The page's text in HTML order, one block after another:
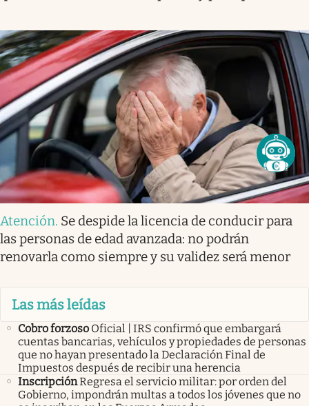
Atención. Se despide la licencia de conducir para
las personas de edad avanzada: no podrán
renovarla como siempre y su validez será menor
Las más leídas
Cobro forzoso Oficial | IRS confirmó que embargará
cuentas bancarias, vehículos y propiedades de personas
que no hayan presentado la Declaración Final de
Impuestos después de recibir una herencia
InscripciónRegresa el servicio militar: por orden del
Gobierno, impondrán multas a todos los jóvenes que no